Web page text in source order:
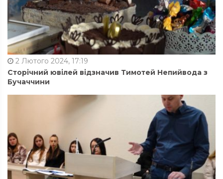
2 Лютого 2024, 17:19
Сторічний ювілей відзначив Тимотей Непийвода з
Бучаччини